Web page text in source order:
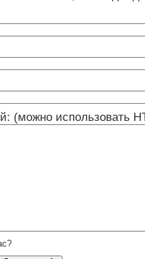
(можно использовать